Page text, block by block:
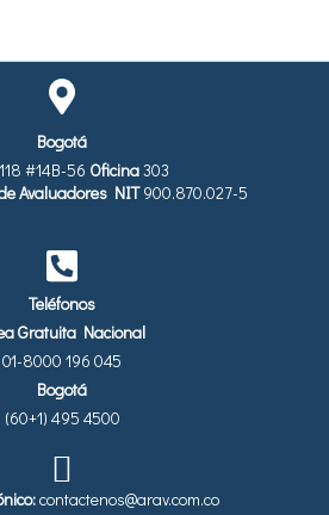
Bogotá
#14B-56 Oficina303
Avaluadores NIT900.870.027-5
Teléfonos
Gratuita Nacional
01-8000 196 045
Bogotá
(60+1) 495 4500
contactenos@arav.com.co